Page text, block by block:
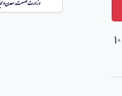
پاسخگویی تلفنی همه روزه از ساعت ۱۰